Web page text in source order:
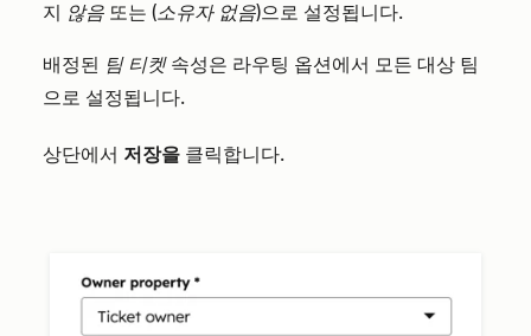
지 않음 또는 (소유자 없음)으로 설정됩니다.
배정된 팀 티켓속성은 라우팅 옵션에서 모든 대상 팀
으로 설정됩니다.
상단에서 저장을 클릭합니다.